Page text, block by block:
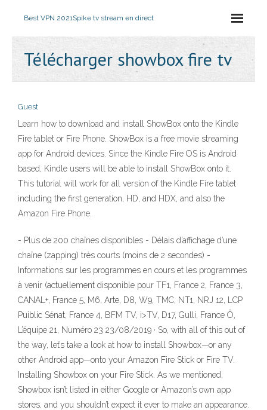
Best VPN 2021Spike tv stream en direct
Télécharger showbox fire tv
Guest
Learn how to download and install ShowBox onto the Kindle
Fire tablet or Fire Phone. ShowBox is a free movie streaming
app for Android devices. Since the Kindle Fire OS is Android
based, Kindle users will be able to install ShowBox onto it.
This tutorial will work for all version of the Kindle Fire tablet
including the first generation, HD, and HDX, and also the
Amazon Fire Phone.
- Plus de 200 chaînes disponibles - Délais d’affichage d’une
chaîne (zapping) très courts (moins de 2 secondes) -
Informations sur les programmes en cours et les programmes
à venir (actuellement disponible pour TF1, France 2, France 3,
CANAL+, France 5, M6, Arte, D8, W9, TMC, NT1, NRJ 12, LCP
Puiblic Sénat, France 4, BFM TV, i>TV, D17, Gulli, France Ô,
L’équipe 21, Numéro 23 23/08/2019 · So, with all of this out of
the way, let’s take a look at how to install Showbox—or any
other Android app—onto your Amazon Fire Stick or Fire TV.
Installing Showbox on your Fire Stick. As we mentioned,
Showbox isn’t listed in either Google or Amazon’s own app
stores, and you shouldn’t expect it ever to make an appearance.